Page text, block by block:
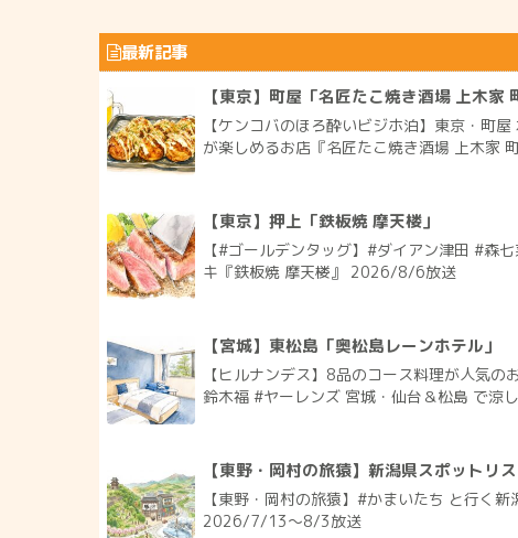
最新記事
【東京】町屋「名匠たこ焼き酒場 上木家
【ケンコバのほろ酔いビジホ泊】東京・町
が楽しめるお店『名匠たこ焼き酒場 上木家
【東京】押上「鉄板焼 摩天楼」
【#ゴールデンタッグ】#ダイアン津田 #森
キ『鉄板焼 摩天楼』 2026/8/6放送
【宮城】東松島「奥松島レーンホテル」
【ヒルナンデス】8品のコース料理が人気の
鈴木福 #ヤーレンズ 宮城・仙台＆松島 で
【東野・岡村の旅猿】新潟県スポットリ
【東野・岡村の旅猿】#かまいたち と行く
2026/7/13〜8/3放送